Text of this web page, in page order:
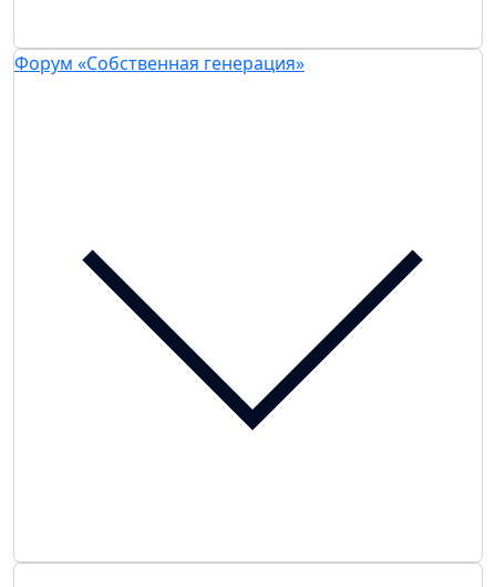
Форум «Собственная генерация»